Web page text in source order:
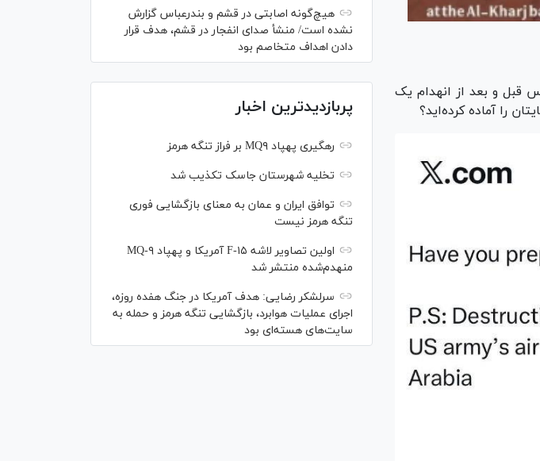
قبل و بعد از انهدام یک
را آماده کرده‌اید؟
هیچ‌گونه اصابتی در قشم و بندرعباس گزارش
نشده است/ منشأ صدای انفجار در قشم، هدف قرار
دادن اهداف متخاصم بود
پربازدیدترین اخبار
رهگیری پهپاد MQ۹ بر فراز تنگه هرمز
تخلیه شهرستان جاسک تکذیب شد
توافق ایران و عمان به معنای بازگشایی فوری
تنگه هرمز نیست
اولین تصاویر لاشه F-۱۵ آمریکا و پهپاد MQ-۹
منهدم‌شده منتشر شد
سرلشکر رضایی: هدف آمریکا در جنگ هفده روزه،
اجرای عملیات هوابرد، بازگشایی تنگه هرمز و حمله به
سایت‌های هسته‌ای بود